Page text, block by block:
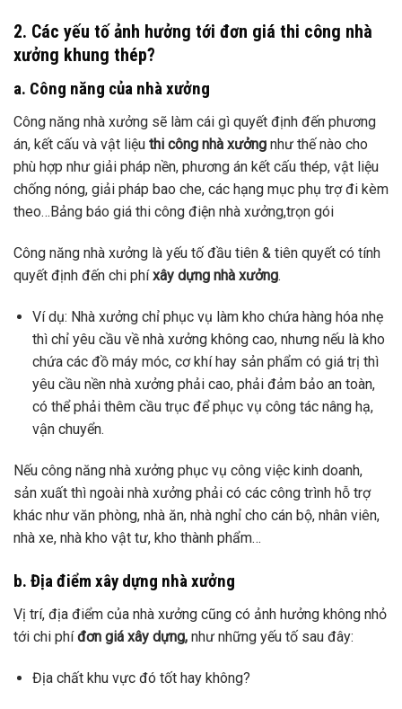
2. Các yếu tố ảnh hưởng tới đơn giá thi công nhà
xưởng khung thép?
a. Công năng của nhà xưởng
Công năng nhà xưởng sẽ làm cái gì quyết định đến phương
án, kết cấu và vật liệu thi công nhà xưởng như thế nào cho
phù hợp như giải pháp nền, phương án kết cấu thép, vật liệu
chống nóng, giải pháp bao che, các hạng mục phụ trợ đi kèm
theo…Bảng báo giá thi công điện nhà xưởng,trọn gói
Công năng nhà xưởng là yếu tố đầu tiên & tiên quyết có tính
quyết định đến chi phíxây dựng nhà xưởng.
Ví dụ: Nhà xưởng chỉ phục vụ làm kho chứa hàng hóa nhẹ
thì chỉ yêu cầu về nhà xưởng không cao, nhưng nếu là kho
chứa các đồ máy móc, cơ khí hay sản phẩm có giá trị thì
yêu cầu nền nhà xưởng phải cao, phải đảm bảo an toàn,
có thể phải thêm cầu trục để phục vụ công tác nâng hạ,
vận chuyển.
Nếu công năng nhà xưởng phục vụ công việc kinh doanh,
sản xuất thì ngoài nhà xưởng phải có các công trình hỗ trợ
khác như văn phòng, nhà ăn, nhà nghỉ cho cán bộ, nhân viên,
nhà xe, nhà kho vật tư, kho thành phẩm…
b. Địa điểm xây dựng nhà xưởng
Vị trí, địa điểm của nhà xưởng cũng có ảnh hưởng không nhỏ
tới chi phíđơn giá xây dựng, như những yếu tố sau đây:
Địa chất khu vực đó tốt hay không?